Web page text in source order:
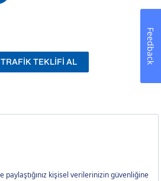
TRAFİK TEKLİFİ AL Feedback